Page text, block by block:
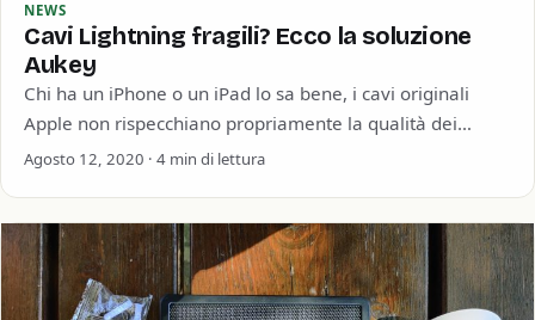
NEWS
Cavi Lightning fragili? Ecco la soluzione
Aukey
Chi ha un iPhone o un iPad lo sa bene, i cavi originali
Apple non rispecchiano propriamente la qualità dei
prodotti della…
Agosto 12, 2020 · 4 min di lettura